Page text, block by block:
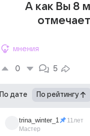
А как Вы 8
мнения
0 5
По дате По рейтингу
trina_winter_1
Мастер
11лет